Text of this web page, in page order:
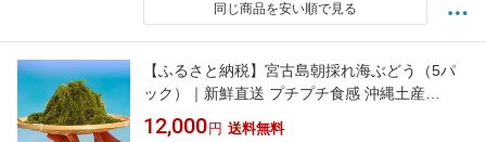
同じ商品を安い順で見る
【ふるさと納税】宮古島朝採れ海ぶどう（5パ
ック）｜新鮮直送 プチプチ食感 沖縄土産
（FL003）
12,000 円 送料無料